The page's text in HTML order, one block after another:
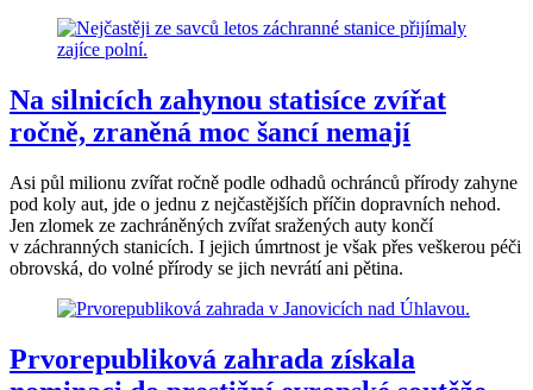
Na silnicích zahynou statisíce zvířat
ročně, zraněná moc šancí nemají
Asi půl milionu zvířat ročně podle odhadů ochránců přírody zahyne
pod koly aut, jde o jednu z nejčastějších příčin dopravních nehod.
Jen zlomek ze zachráněných zvířat sražených auty končí
v záchranných stanicích. I jejich úmrtnost je však přes veškerou péči
obrovská, do volné přírody se jich nevrátí ani pětina.
Prvorepubliková zahrada získala